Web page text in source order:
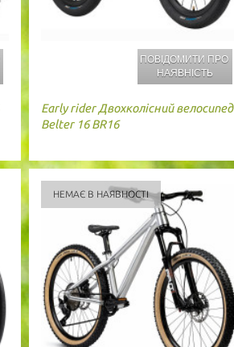
ПОВІДОМИТИ ПРО
НАЯВНІСТЬ
Early rider Двохколісний велосипед
Belter 16 BR16
НЕМАЄ В НАЯВНОСТІ